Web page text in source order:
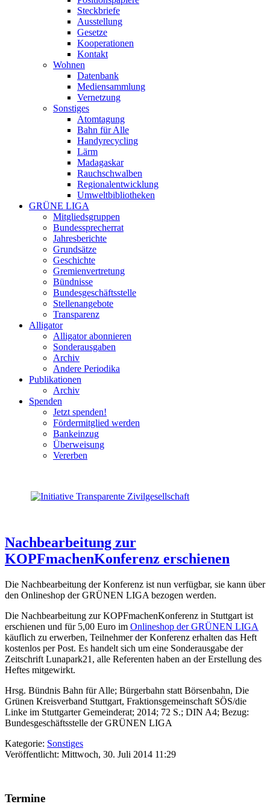
Steckbriefe
Ausstellung
Gesetze
Kooperationen
Kontakt
Wohnen
Datenbank
Mediensammlung
Vernetzung
Sonstiges
Atomtagung
Bahn für Alle
Handyrecycling
Lärm
Madagaskar
Rauchschwalben
Regionalentwicklung
Umweltbibliotheken
GRÜNE LIGA
Mitgliedsgruppen
Bundessprecherrat
Jahresberichte
Grundsätze
Geschichte
Gremienvertretung
Bündnisse
Bundesgeschäftsstelle
Stellenangebote
Transparenz
Alligator
Alligator abonnieren
Sonderausgaben
Archiv
Andere Periodika
Publikationen
Archiv
Spenden
Jetzt spenden!
Fördermitglied werden
Bankeinzug
Überweisung
Vererben
Nachbearbeitung zur
KOPFmachenKonferenz erschienen
Die Nachbearbeitung der Konferenz ist nun verfügbar, sie kann über
den Onlineshop der GRÜNEN LIGA bezogen werden.
Die Nachbearbeitung zur KOPFmachenKonferenz in Stuttgart ist
erschienen und für 5,00 Euro im Onlineshop der GRÜNEN LIGA
käuflich zu erwerben, Teilnehmer der Konferenz erhalten das Heft
kostenlos per Post. Es handelt sich um eine Sonderausgabe der
Zeitschrift Lunapark21, alle Referenten haben an der Erstellung des
Heftes mitgewirkt.
Hrsg. Bündnis Bahn für Alle; Bürgerbahn statt Börsenbahn, Die
Grünen Kreisverband Stuttgart, Fraktionsgemeinschaft SÖS/die
Linke im Stuttgarter Gemeinderat; 2014; 72 S.; DIN A4; Bezug:
Bundesgeschäftsstelle der GRÜNEN LIGA
Kategorie: Sonstiges
Veröffentlicht: Mittwoch, 30. Juli 2014 11:29
Termine